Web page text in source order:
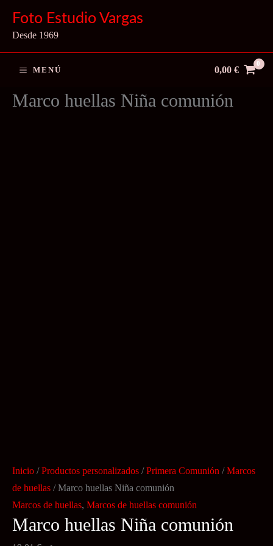
contenido
Foto Estudio Vargas
Desde 1969
MENÚ 0,00 €
Marco huellas Niña comunión
Inicio /Productos personalizados /Primera Comunión /Marcos
de huellas / Marco huellas Niña comunión
Marcos de huellas, Marcos de huellas comunión
Marco huellas Niña comunión